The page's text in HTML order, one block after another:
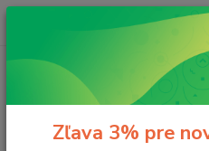
Zľava 3% pre